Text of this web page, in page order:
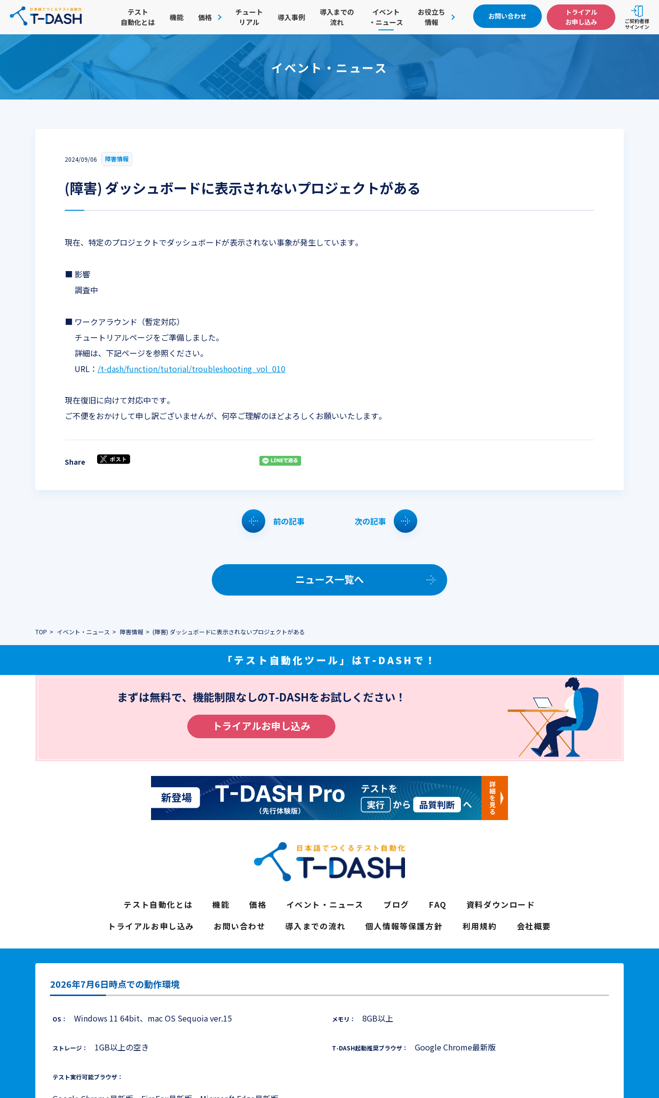
テスト
自動化とは
機能 価格
チュート
リアル
導入事例
導入までの
流れ
イベント
・ニュース
お役立ち
情報
お問い合わせ
トライアル
お申し込み
ご契約者様
サインイン
イベント・ニュース
2024/09/06 障害情報
(障害) ダッシュボードに表示されないプロジェクトがある
現在、特定のプロジェクトでダッシュボードが表示されない事象が発生しています。
■ 影響
調査中
■ ワークアラウンド（暫定対応）
チュートリアルページをご準備しました。
詳細は、下記ページを参照ください。
URL： /t-dash/function/tutorial/troubleshooting_vol_010
現在復旧に向けて対応中です。
ご不便をおかけして申し訳ございませんが、何卒ご理解のほどよろしくお願いいたします。
Share
前の記事 次の記事
ニュース一覧へ
TOP イベント・ニュース 障害情報 (障害) ダッシュボードに表示されないプロジェクトがある
「テスト自動化ツール」はT-DASHで！
まずは無料で、機能制限なしのT-DASHをお試しください！
トライアルお申し込み
テスト自動化とは 機能 価格 イベント・ニュース ブログ FAQ
資料ダウンロード
トライアルお申し込み
お問い合わせ 導入までの流れ 個人情報等保護方針 利用規約 会社概要
2026年7月6日時点での動作環境
OS： Windows 11 64bit、mac OS Sequoia ver.15 メモリ： 8GB以上
ストレージ： 1GB以上の空き T-DASH起動推奨ブラウザ： Google Chrome最新版
テスト実行可能ブラウザ：